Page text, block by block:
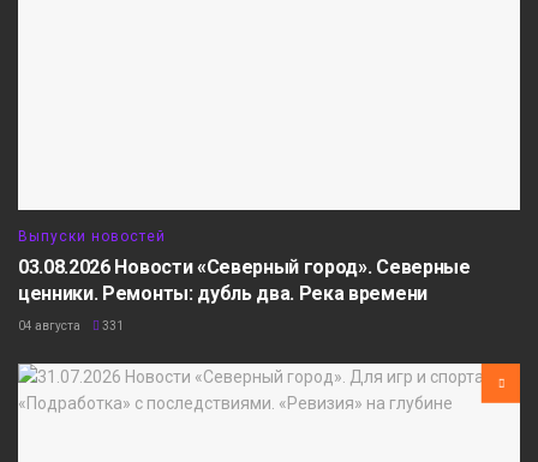
Выпуски новостей
03.08.2026 Новости «Северный город». Северные
ценники. Ремонты: дубль два. Река времени
04 августа 331